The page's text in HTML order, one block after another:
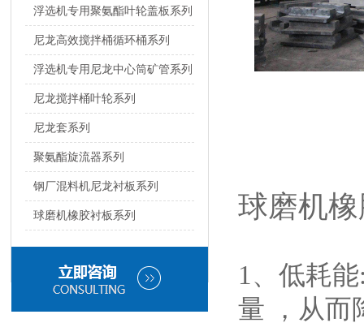
浮选机专用聚氨酯叶轮盖板系列
尼龙高效搅拌桶循环桶系列
浮选机专用尼龙中心筒矿管系列
尼龙搅拌桶叶轮系列
尼龙套系列
聚氨酯旋流器系列
钢厂混料机尼龙衬板系列
球磨机橡胶衬板系列 球磨机
1、低耗
量 ，从而